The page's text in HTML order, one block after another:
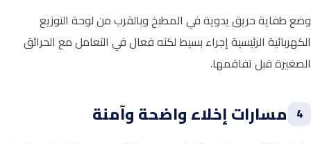
وضع طفاية حريق يدوية في المطبخ وبالقرب من لوحة التوزيع
الكهربائية الرئيسية إجراء بسيط لكنه فعال في التعامل مع الحرائق
الصغيرة قبل تفاقمها.
4 مسارات إخلاء واضحة وآمنة